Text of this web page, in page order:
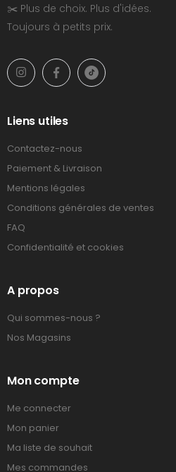
✂️ Plus de choix. Plus d'idées.
Toujours à petits prix.
Liens utiles
Contactez-nous
Paiement & Livraison
Mentions légales
Conditions générales de ventes
FAQ
Confidentialité et cookies
A propos
Qui sommes-nous ?
Nos Magasins
Mon compte
Me connecter
Mon panier
Ma liste de souhait
Mes commandes